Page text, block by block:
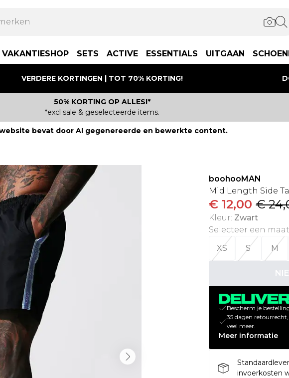
VAKANTIESHOP SETS ACTIVE ESSENTIALS UITGAAN
VERDERE KORTINGEN | TOT 70% KORTING!
50% KORTING OP ALLES!*
*excl sale & geselecteerde items.
bevat door AI gegenereerde en bewerkte content.
boohooMAN
Mid Length Side
€ 12,00 €
Kleur: Zwart
Selecteer een maat
XS
S M
Bescherm je
35 dagen
veel meer.
Meer informatie
invoerkosten